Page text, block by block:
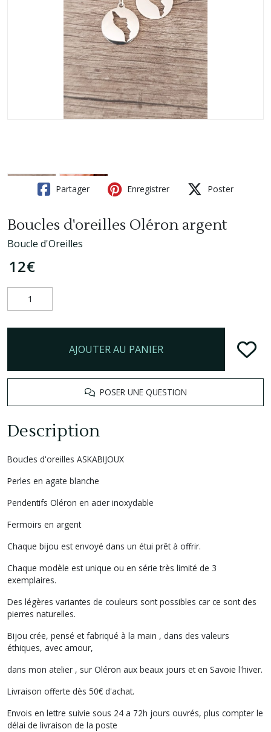
Partager Enregistrer Poster
Boucles d'oreilles Oléron argent
Boucle d'Oreilles
12€
AJOUTER AU PANIER
POSER UNE QUESTION
Description
Boucles d'oreilles ASKABIJOUX
Perles en agate blanche
Pendentifs Oléron en acier inoxydable
Fermoirs en argent
Chaque bijou est envoyé dans un étui prêt à offrir.
Chaque modèle est unique ou en série très limité de 3
exemplaires.
Des légères variantes de couleurs sont possibles car ce sont des
pierres naturelles.
Bijou crée, pensé et fabriqué à la main , dans des valeurs
éthiques, avec amour,
dans mon atelier , sur Oléron aux beaux jours et en Savoie l'hiver.
Livraison offerte dès 50€ d'achat.
Envois en lettre suivie sous 24 a 72h jours ouvrés, plus compter le
délai de livraison de la poste